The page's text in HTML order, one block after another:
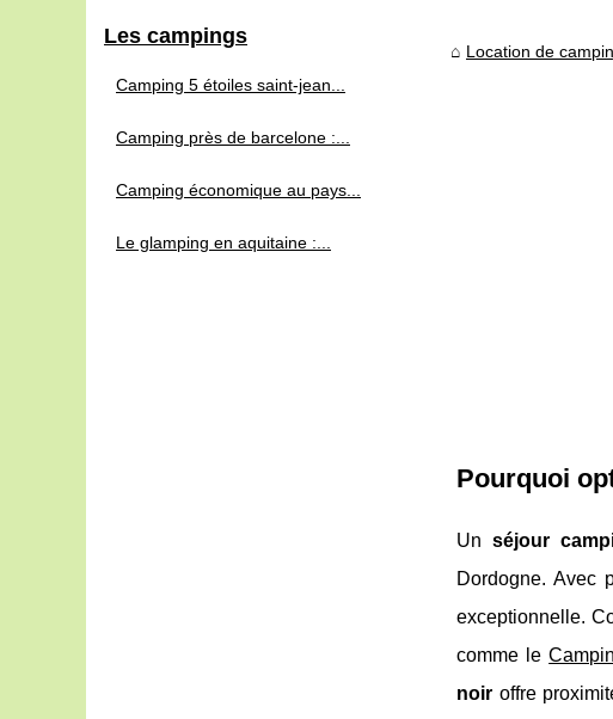
Location de
Pourquoi
Unséjour
Dordogne. Avec
exceptionnelle.
comme le
noir offre
Les campings
Camping 5 étoiles saint-jean...
Camping près de barcelone :...
Camping économique au pays...
Le glamping en aquitaine :...